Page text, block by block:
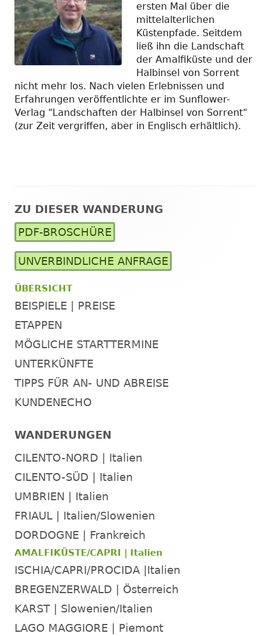
ersten Mal über die
mittelalterlichen
Küstenpfade. Seitdem
ließ ihn die Landschaft
der Amalfiküste und der
Halbinsel von Sorrent
nicht mehr los. Nach vielen Erlebnissen und
Erfahrungen veröffentlichte er im Sunflower-
Verlag "Landschaften der Halbinsel von Sorrent"
(zur Zeit vergriffen, aber in Englisch erhältlich).
Haupt-
Seitenleiste
ZU DIESER WANDERUNG
PDF-BROSCHÜRE
UNVERBINDLICHE ANFRAGE
ÜBERSICHT
BEISPIELE | PREISE
ETAPPEN
MÖGLICHE STARTTERMINE
UNTERKÜNFTE
TIPPS FÜR AN- UND ABREISE
KUNDENECHO
WANDERUNGEN
CILENTO-NORD | Italien
CILENTO-SÜD | Italien
UMBRIEN | Italien
FRIAUL | Italien/Slowenien
DORDOGNE | Frankreich
AMALFIKÜSTE/CAPRI | Italien
ISCHIA/CAPRI/PROCIDA |Italien
BREGENZERWALD | Österreich
KARST | Slowenien/Italien
LAGO MAGGIORE | Piemont